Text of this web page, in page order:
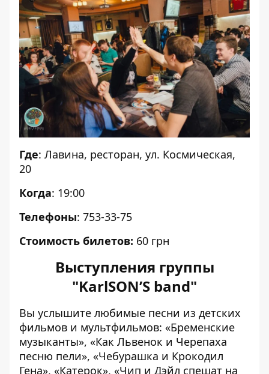
Где: Лавина, ресторан, ул. Космическая,
20
Когда: 19:00
Телефоны: 753-33-75
Стоимость билетов: 60 грн
Выступления группы
"KarlSON’S band"
Вы услышите любимые песни из детских
фильмов и мультфильмов: «Бременские
музыканты», «Как Львенок и Черепаха
песню пели», «Чебурашка и Крокодил
Гена», «Катерок», «Чип и Дэйл спешат на